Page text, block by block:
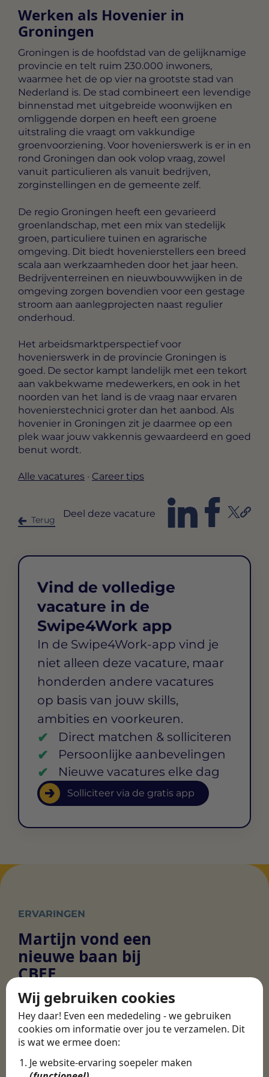
Wij gebruiken cookies
Hey daar! Even een mededeling - we gebruiken
cookies om informatie over jou te verzamelen. Dit
is wat we ermee doen:
Je website-ervaring soepeler maken
Werken als Hovenier in
Groningen
Groningen is de hoofdstad van de gelijknamige
provincie en telt ruim 230.000 inwoners,
waarmee het de op vier na grootste stad van
Nederland is. De stad combineert een levendige
binnenstad met uitgebreide woonwijken en
omliggende dorpen en heeft een groene
uitstraling die vraagt om vakkundige
groenvoorziening. Voor hovenierswerk is er in en
rond Groningen dan ook volop vraag, zowel
vanuit particulieren als vanuit bedrijven,
zorginstellingen en de gemeente zelf.
De regio Groningen heeft een gevarieerd
groenlandschap, met een mix van stedelijk
groen, particuliere tuinen en agrarische
omgeving. Dit biedt hovenierstellers een breed
scala aan werkzaamheden door het jaar heen.
Bedrijventerreinen en nieuwbouwwijken in de
omgeving zorgen bovendien voor een gestage
stroom aan aanlegprojecten naast regulier
onderhoud.
Het arbeidsmarktperspectief voor
hovenierswerk in de provincie Groningen is
goed. De sector kampt landelijk met een tekort
aan vakbekwame medewerkers, en ook in het
noorden van het land is de vraag naar ervaren
hovenierstechnici groter dan het aanbod. Als
hovenier in Groningen zit je daarmee op een
plek waar jouw vakkennis gewaardeerd en goed
benut wordt.
Alle vacatures · Career tips
Terug
Deel deze vacature
Vind de volledige
vacature in de
Swipe4Work app
In de Swipe4Work-app vind je
niet alleen deze vacature, maar
honderden andere vacatures
op basis van jouw skills,
ambities en voorkeuren.
Direct matchen & solliciteren
Persoonlijke aanbevelingen
Nieuwe vacatures elke dag
Solliciteer via de gratis app
ERVARINGEN
Martijn vond een
nieuwe baan bij
CBEE
Door Swipe4Work heb ik op een hele
makkelijke, laagdrempelige manier eigenlijk
een hele leuke nieuwe baan gevonden. Met heel
veel nieuwe uitdagingen!